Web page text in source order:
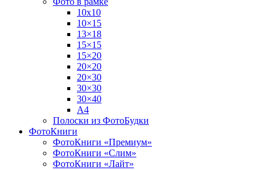
10х10
10×15
13×18
15×15
15×20
20×20
20×30
30×30
30×40
A4
Полоски из ФотоБудки
ФотоКниги
ФотоКниги «Премиум»
ФотоКниги «Слим»
ФотоКниги «Лайт»